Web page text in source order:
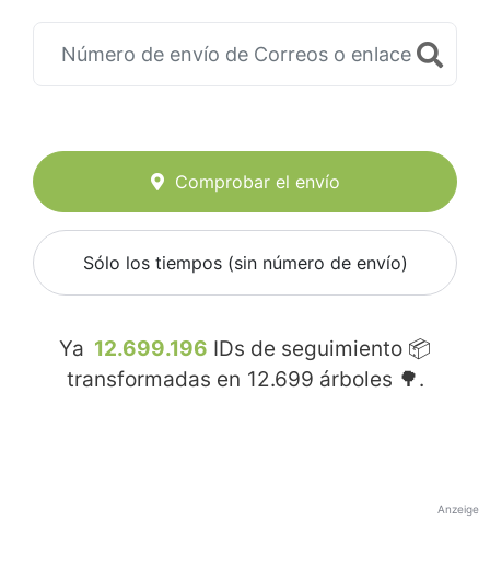
Comprobar el envío
Sólo los tiempos (sin número de envío)
Ya 12.699.196 IDs de seguimiento 📦
transformadas en 12.699 árboles 🌳.
Anzeige